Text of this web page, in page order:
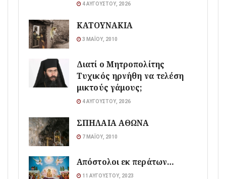
4 ΑΥΓΟΎΣΤΟΥ, 2026
ΚΑΤΟΥΝΑΚΙΑ
3 ΜΑΪ́ΟΥ, 2010
Διατί ο Μητροπολίτης
Τυχικός ηρνήθη να τελέση
μικτούς γάμους;
4 ΑΥΓΟΎΣΤΟΥ, 2026
ΣΠΗΛΑΙΑ ΑΘΩΝΑ
7 ΜΑΪ́ΟΥ, 2010
Απόστολοι εκ περάτων…
11 ΑΥΓΟΎΣΤΟΥ, 2023